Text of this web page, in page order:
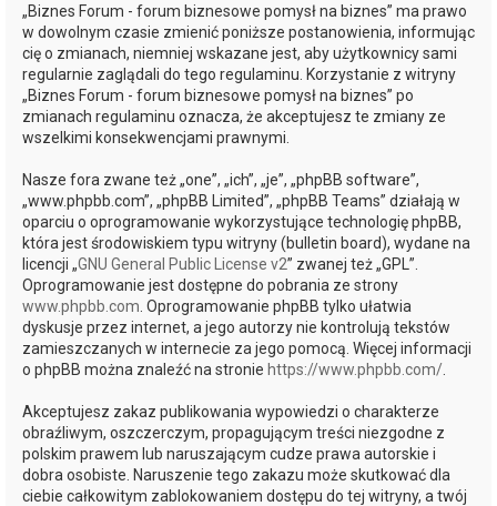
„Biznes Forum - forum biznesowe pomysł na biznes” ma prawo
w dowolnym czasie zmienić poniższe postanowienia, informując
cię o zmianach, niemniej wskazane jest, aby użytkownicy sami
regularnie zaglądali do tego regulaminu. Korzystanie z witryny
„Biznes Forum - forum biznesowe pomysł na biznes” po
zmianach regulaminu oznacza, że akceptujesz te zmiany ze
wszelkimi konsekwencjami prawnymi.
Nasze fora zwane też „one”, „ich”, „je”, „phpBB software”,
„www.phpbb.com”, „phpBB Limited”, „phpBB Teams” działają w
oparciu o oprogramowanie wykorzystujące technologię phpBB,
która jest środowiskiem typu witryny (bulletin board), wydane na
licencji „GNU General Public License v2” zwanej też „GPL”.
Oprogramowanie jest dostępne do pobrania ze strony
www.phpbb.com . Oprogramowanie phpBB tylko ułatwia
dyskusje przez internet, a jego autorzy nie kontrolują tekstów
zamieszczanych w internecie za jego pomocą. Więcej informacji
o phpBB można znaleźć na stronie https://www.phpbb.com/
Akceptujesz zakaz publikowania wypowiedzi o charakterze
obraźliwym, oszczerczym, propagującym treści niezgodne z
polskim prawem lub naruszającym cudze prawa autorskie i
dobra osobiste. Naruszenie tego zakazu może skutkować dla
ciebie całkowitym zablokowaniem dostępu do tej witryny, a twój